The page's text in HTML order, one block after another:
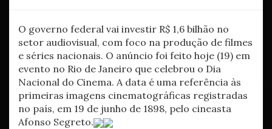
O governo federal vai investir R$ 1,6 bilhão no
setor audiovisual, com foco na produção de filmes
e séries nacionais. O anúncio foi feito hoje (19) em
evento no Rio de Janeiro que celebrou o Dia
Nacional do Cinema. A data é uma referência às
primeiras imagens cinematográficas registradas
no país, em 19 de junho de 1898, pelo cineasta
Afonso Segreto.